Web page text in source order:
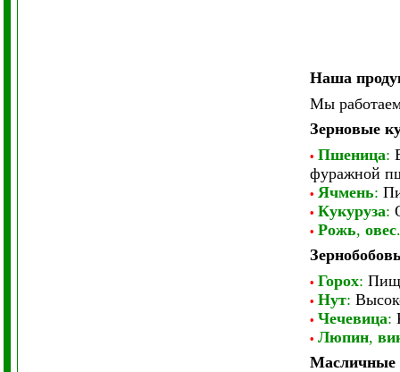
Наша
Мы
Зерновые
• Пшеница:
фуражной
• Ячмень:
• Кукуруза:
• Рожь, овес.
• Горох:
• Нут:
• Чечевица:
• Люпин,
Масличные